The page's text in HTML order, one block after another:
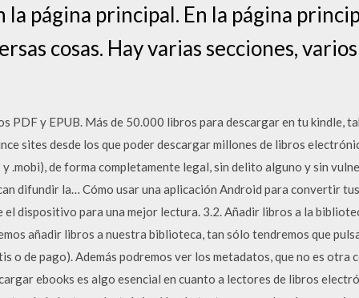
la página principal. En la página
cosas. Hay varias secciones,
PDF y EPUB. Más de 50.000 libros para descargar en tu kindle,
sites desde los que poder descargar millones de libros
.mobi), de forma completamente legal, sin delito alguno y sin
difundir la… Cómo usar una aplicación Android para convertir
dispositivo para una mejor lectura. 3.2. Añadir libros a la
añadir libros a nuestra biblioteca, tan sólo tendremos que
o de pago). Además podremos ver los metadatos, que no es otra
ebooks es algo esencial en cuanto a lectores de libros